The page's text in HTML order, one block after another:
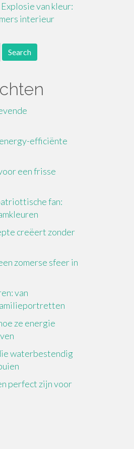
Explosie van kleur:
interieur
efficiënte
een frisse
fan:
creëert zonder
zomerse sfeer in
van
ze energie
waterbestendig
perfect zijn voor